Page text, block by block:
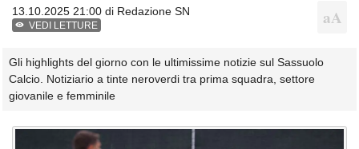
13.10.2025 21:00 di Redazione SN
VEDI LETTURE
Gli highlights del giorno con le ultimissime notizie sul Sassuolo
Calcio. Notiziario a tinte neroverdi tra prima squadra, settore
giovanile e femminile